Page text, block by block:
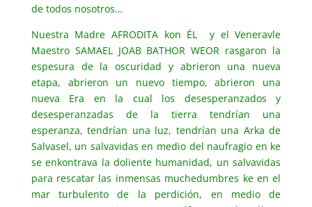
de todos nosotros…
Nuestra Madre AFRODITA kon ÉL y el Veneravle
Maestro SAMAEL JOAB BATHOR WEOR rasgaron la
espesura de la oscuridad y abrieron una nueva
etapa, abrieron un nuevo tiempo, abrieron una
nueva Era en la cual los desesperanzados y
desesperanzadas de la tierra tendrían una
esperanza, tendrían una luz, tendrían una Arka de
Salvasel, un salvavidas en medio del naufragio en ke
se enkontrava la doliente humanidad, un salvavidas
para rescatar las inmensas muchedumbres ke en el
mar turbulento de la perdición, en medio de